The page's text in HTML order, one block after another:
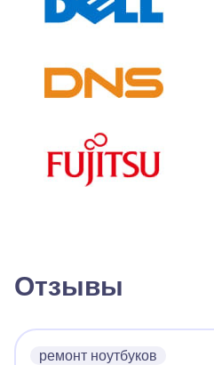
Отзывы
ремонт ноутбуков